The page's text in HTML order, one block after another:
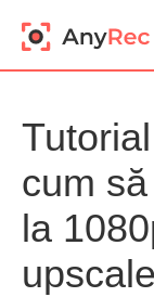
cum
la